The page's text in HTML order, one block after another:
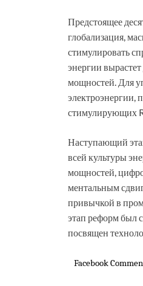
Предстоящее
глобализация,
стимулировать
энергии
мощностей. Для
электроэнергии,
стимулирующих
Наступающий
всей культуры
мощностей,
ментальным
привычкой в
этап реформ был
посвящен
Facebook